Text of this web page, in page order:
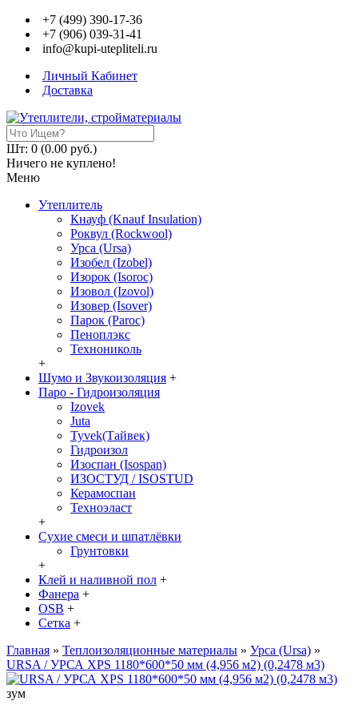
+7 (499) 390-17-36
+7 (906) 039-31-41
info@kupi-utepliteli.ru
Личный Кабинет
Доставка
Шт: 0 (0.00 руб.)
Ничего не куплено!
Меню
Утеплитель
Кнауф (Knauf Insulation)
Роквул (Rockwool)
Урса (Ursa)
Изобел (Izobel)
Изорок (Isoroc)
Изовол (Izovol)
Изовер (Isover)
Парок (Paroс)
Пеноплэкс
Технониколь
+
Шумо и Звукоизоляция +
Паро - Гидроизоляция
Izovek
Juta
Tyvek(Тайвек)
Гидроизол
Изоспан (Isospan)
ИЗОСТУД / ISOSTUD
Керамоспан
Техноэласт
+
Сухие смеси и шпатлёвки
Грунтовки
+
Клей и наливной пол +
Фанера +
OSB +
Сетка +
Главная » Теплоизоляционные материалы » Урса (Ursa) »
URSA / УРСА XPS 1180*600*50 мм (4,956 м2) (0,2478 м3)
зум